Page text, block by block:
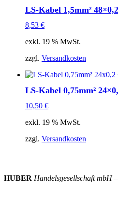
LS-Kabel 1,5mm²
8,53 €
exkl. 19 % MwSt.
zzgl. Versandkosten
LS-Kabel 0,75mm²
10,50 €
exkl. 19 % MwSt.
zzgl. Versandkosten
HUBER Handelsgesellschaft mbH